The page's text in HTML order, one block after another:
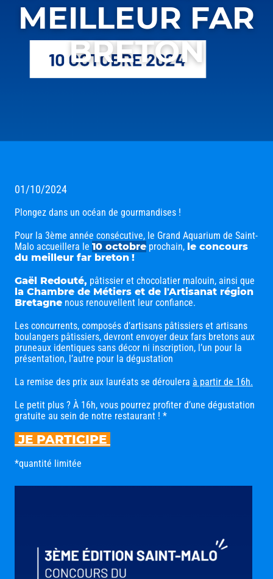
MEILLEUR FAR
BRETON
01/10/2024
Plongez dans un océan de gourmandises !
Pour la 3ème année consécutive, le Grand Aquarium de Saint-
Malo accueillera le 10 octobre prochain, le concours
du meilleur far breton !
Gaël Redouté, pâtissier et chocolatier malouin, ainsi que
la Chambre de Métiers et de l'Artisanat région
Bretagne nous renouvellent leur confiance.
Les concurrents, composés d’artisans pâtissiers et artisans
boulangers pâtissiers, devront envoyer deux fars bretons aux
pruneaux identiques sans décor ni inscription, l’un pour la
présentation, l’autre pour la dégustation
La remise des prix aux lauréats se déroulera à partir de 16h.
Le petit plus ? À 16h, vous pourrez profiter d’une dégustation
gratuite au sein de notre restaurant ! *
JE PARTICIPE
*quantité limitée